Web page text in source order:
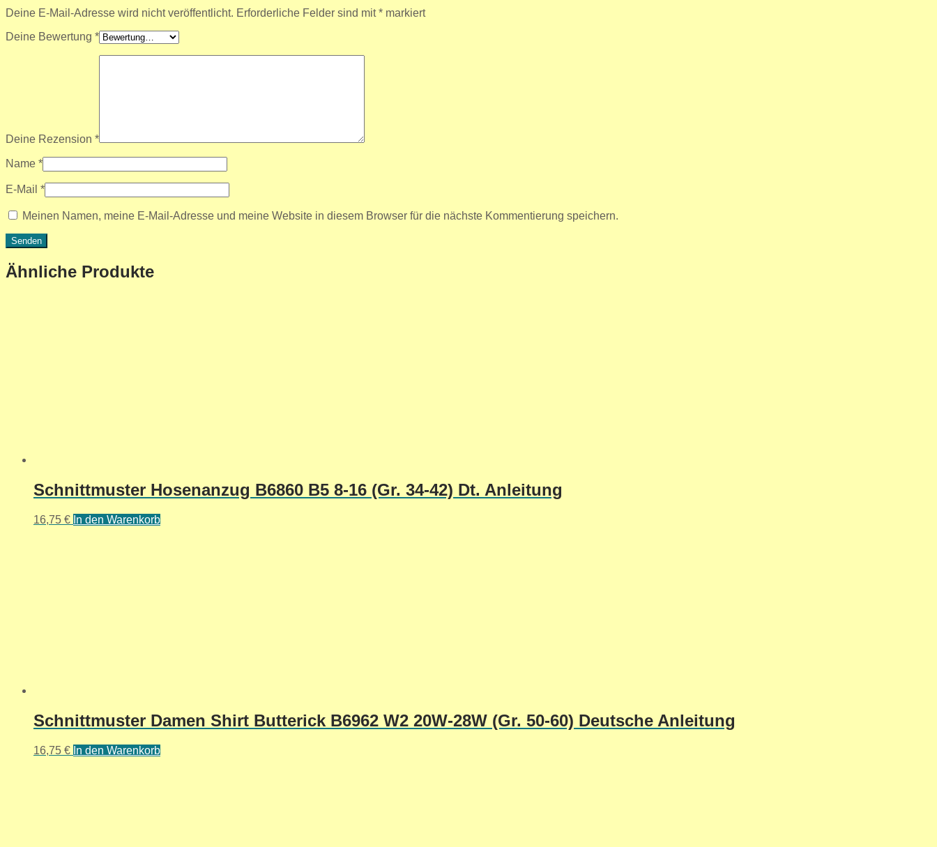
Deine E-Mail-Adresse wird nicht veröffentlicht. Erforderliche Felder sind mit* markiert
Deine Bewertung *
Deine Rezension *
Name *
E-Mail *
Meinen Namen, meine E-Mail-Adresse und meine Website in diesem Browser für die nächste Kommentierung speichern.
Ähnliche Produkte
Schnittmuster Hosenanzug B6860 B5 8-16 (Gr. 34-42) Dt. Anleitung
16,75 € In den Warenkorb
Schnittmuster Damen Shirt Butterick B6962 W2 20W-28W (Gr. 50-60) Deutsche Anleitung
16,75 € In den Warenkorb